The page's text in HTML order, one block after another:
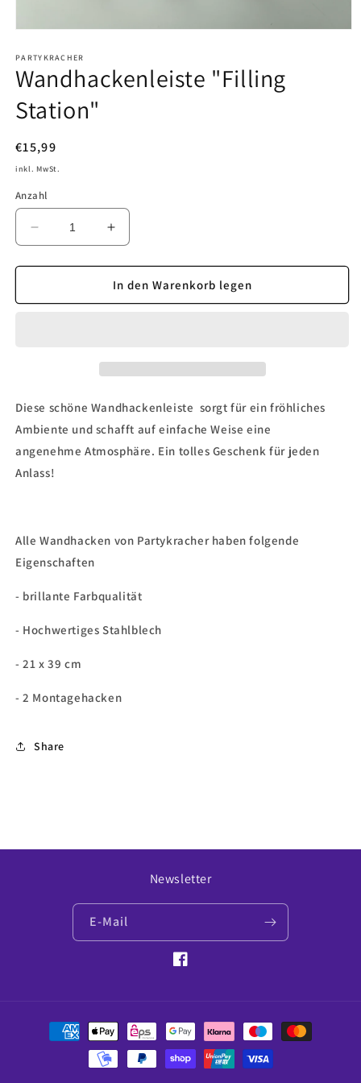
in
Modal
öffnen
PARTYKRACHER
Wandhackenleiste "Filling
Station"
Normaler
Preis
€15,99
inkl. MwSt.
Anzahl
Verringere
die
Menge
Wandhackenleiste
Erhöhe
die
Menge
für
Wandhackenleiste
In den Warenkorb legen
Diese schöne Wandhackenleiste sorgt für ein fröhliches
Ambiente und schafft auf einfache Weise eine
angenehme Atmosphäre. Ein tolles Geschenk für jeden
Anlass!
Alle Wandhacken von Partykracher haben folgende
Eigenschaften
- brillante Farbqualität
- Hochwertiges Stahlblech
- 21 x 39 cm
- 2 Montagehacken
Share
Newsletter
E-Mail
Facebook
Zahlungsmethoden